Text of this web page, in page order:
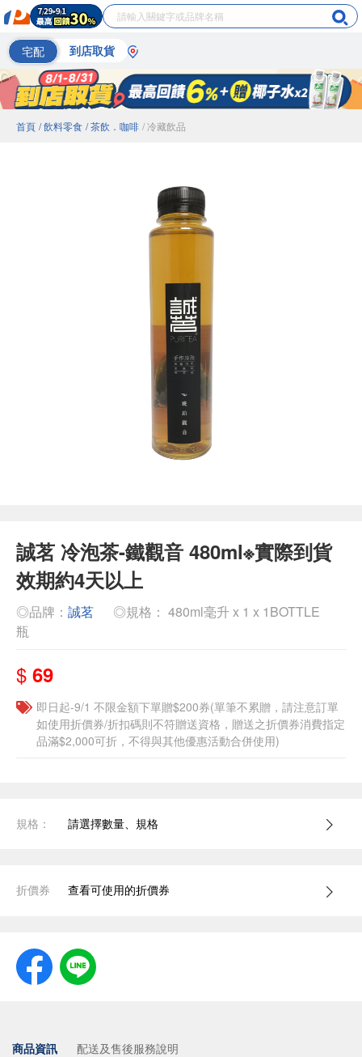
宅配 到店取貨
首頁 / 飲料零食 / 茶飲．咖啡 / 冷藏飲品
誠茗 冷泡茶-鐵觀音 480ml※實際到貨
效期約4天以上
◎品牌： 誠茗
◎規格： 480ml毫升 x 1 x 1BOTTLE
瓶
$ 69
即日起-9/1 不限金額下單贈$200券(單筆不累贈，請注意訂單
如使用折價券/折扣碼則不符贈送資格，贈送之折價券消費指定
品滿$2,000可折，不得與其他優惠活動合併使用)
規格： 請選擇數量、規格
折價券 查看可使用的折價券
商品資訊 配送及售後服務說明